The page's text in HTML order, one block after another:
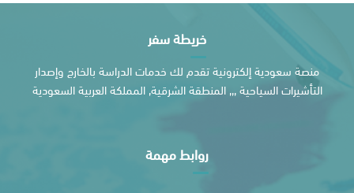
خريطة سفر
منصة سعودية إلكترونية تقدم لك خدمات الدراسة بالخارج وإصدار
التأشيرات السياحية ,,, المنطقة الشرقية, المملكة العربية السعودية
روابط مهمة